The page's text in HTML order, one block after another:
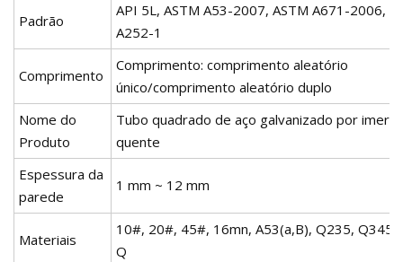
Padrão
API 5L, ASTM A53-2007, ASTM A671-2006,
A252-1
Comprimento
Comprimento: comprimento aleatório
único/comprimento aleatório duplo
Nome do
Produto
Tubo quadrado de aço galvanizado por
quente
Espessura da
parede
1 mm ~ 12 mm
Materiais
10#, 20#, 45#, 16mn, A53(a,B), Q235, Q345,
Q